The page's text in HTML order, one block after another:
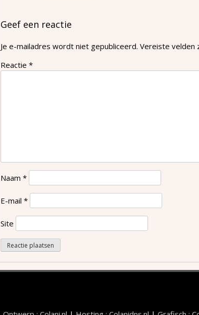
Geef een reactie
Je e-mailadres wordt niet gepubliceerd. Vereiste velden
Reactie *
Naam *
E-mail *
Site